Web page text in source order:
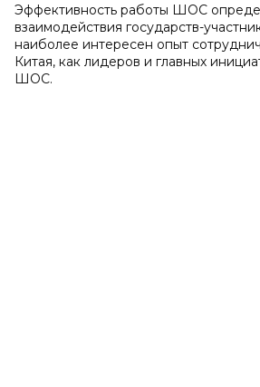
Эффективность работы ШОС
взаимодействия государств-
наиболее интересен опыт
Китая, как лидеров и главных
ШОС.